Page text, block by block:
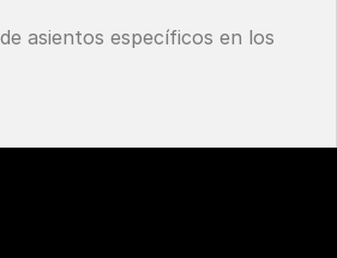
asientos específicos en los